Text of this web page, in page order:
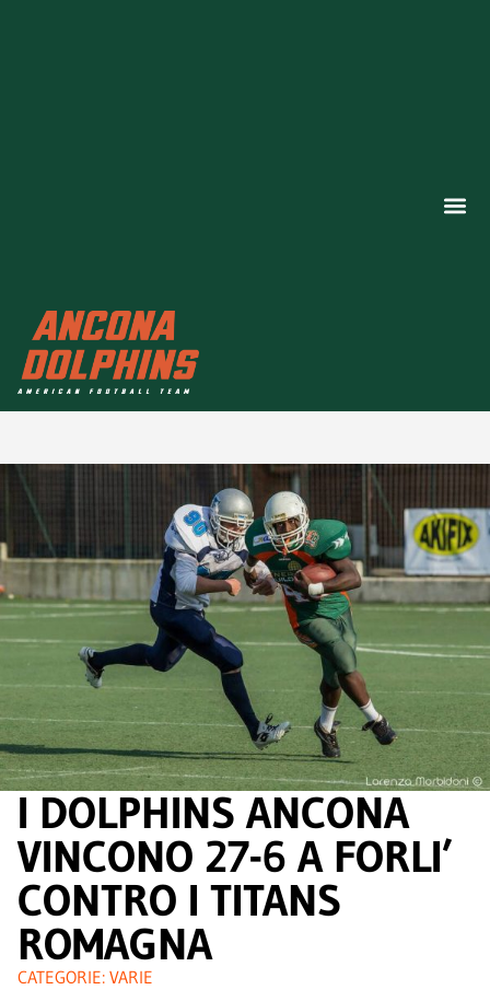
I DOLPHINS ANCONA
VINCONO 27-6 A FORLI’
CONTRO I TITANS
ROMAGNA
CATEGORIE: VARIE